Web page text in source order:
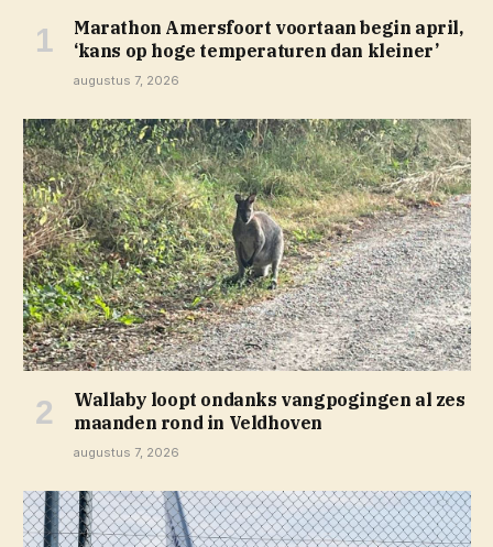
Marathon Amersfoort voortaan begin april,
‘kans op hoge temperaturen dan kleiner’
augustus 7, 2026
Wallaby loopt ondanks vangpogingen al zes
maanden rond in Veldhoven
augustus 7, 2026